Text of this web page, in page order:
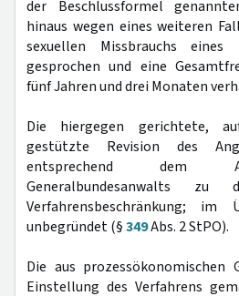
der Beschlussformel
hinaus wegen eines weiteren
sexuellen Missbrauchs eines
gesprochen und eine
fünf Jahren und drei Monaten
Die hiergegen gerichtete,
gestützte Revision des
entsprechend dem
Generalbundesanwalts zu
Verfahrensbeschränkung;
unbegründet (§349Abs. 2 StPO).
Die aus prozessökonomischen
Einstellung des Verfahrens